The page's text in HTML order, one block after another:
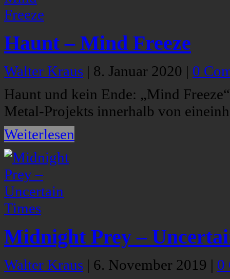
Haunt – Mind Freeze
Walter Kraus | 8. Januar 2020 | 0
Haunt und kein Ende: „Mind
Metal-Projekts innerhalb von
Weiterlesen
Midnight Prey –
Walter Kraus | 6. November 2019 | 0